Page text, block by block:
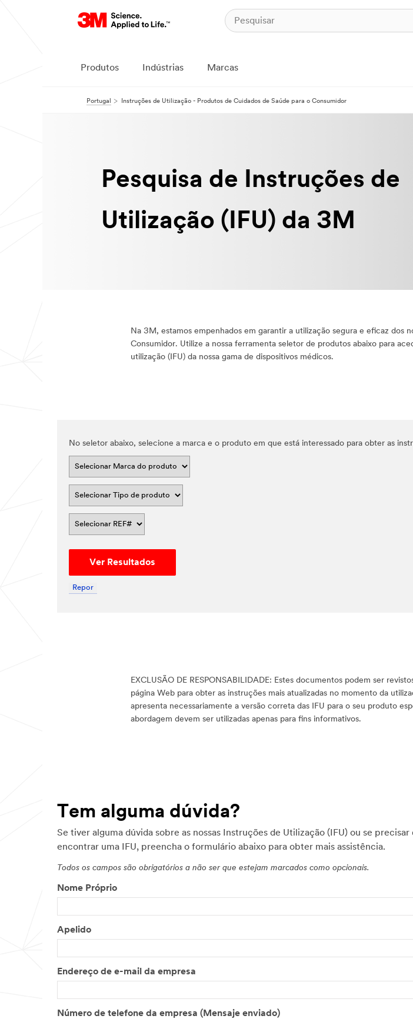
Produtos Indústrias Marcas
Portugal Instruções de Utilização - Produtos de Cuidados de Saúde para o Consumidor
Pesquisa de Instruções de
Utilização (IFU) da 3M
Na 3M, estamos empenhados em garantir a utilização segura e eficaz dos
Consumidor. Utilize a nossa ferramenta seletor de produtos abaixo para
utilização (IFU) da nossa gama de dispositivos médicos.
No seletor abaixo, selecione a marca e o produto em que está interessado para obter as
Ver Resultados
Repor
EXCLUSÃO DE RESPONSABILIDADE: Estes documentos podem ser
página Web para obter as instruções mais atualizadas no momento da
apresenta necessariamente a versão correta das IFU para o seu produto
abordagem devem ser utilizadas apenas para fins informativos.
Tem alguma dúvida?
Se tiver alguma dúvida sobre as nossas Instruções de Utilização (IFU) ou se precisar
encontrar uma IFU, preencha o formulário abaixo para obter mais assistência.
Todos os campos são obrigatórios a não ser que estejam marcados como opcionais.
Nome Próprio
Apelido
Endereço de e-mail da empresa
Número de telefone da empresa (Mensaje enviado)